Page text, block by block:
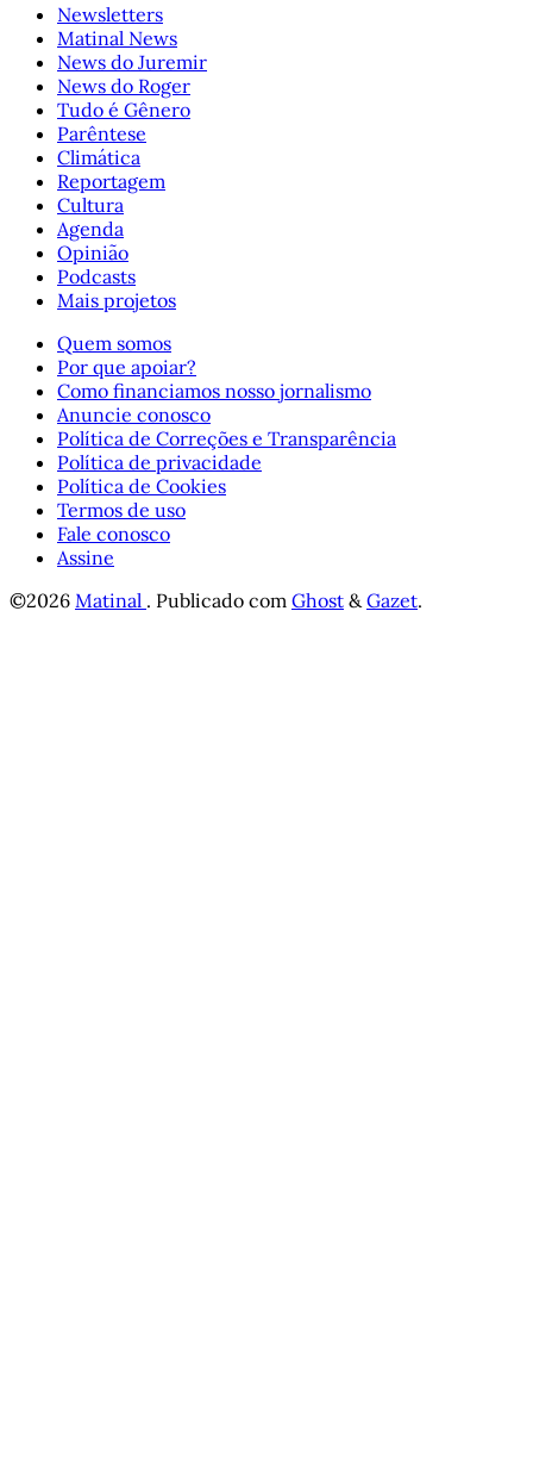
Newsletters
Matinal News
News do Juremir
News do Roger
Tudo é Gênero
Parêntese
Climática
Reportagem
Cultura
Agenda
Opinião
Podcasts
Mais projetos
Quem somos
Por que apoiar?
Como financiamos nosso jornalismo
Anuncie conosco
Política de Correções e Transparência
Política de privacidade
Política de Cookies
Termos de uso
Fale conosco
Assine
©2026 Matinal . Publicado com Ghost & Gazet.